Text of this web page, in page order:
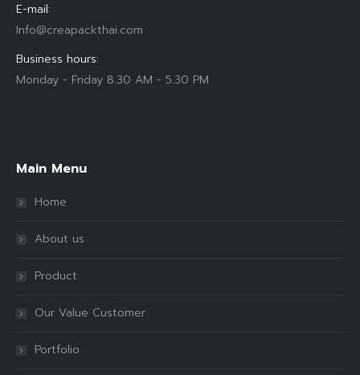
E-mail:
Info@creapackthai.com
Business hours:
Monday - Friday 8.30 AM - 5.30 PM
Main Menu
Home
About us
Product
Our Value Customer
Portfolio